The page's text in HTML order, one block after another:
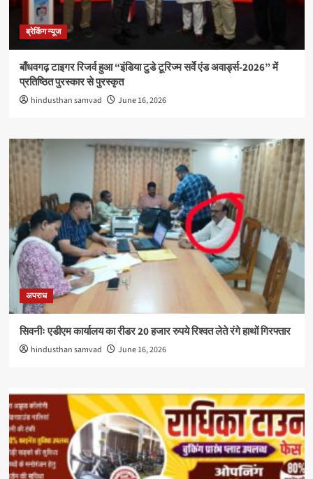
ब्रेकिंग न्यूज
बाँधवगढ़ टाइगर रिजर्व हुआ “इंडिया टुडे टूरिज्म सर्वे एंड अवार्ड्स-2026” में
प्रतिष्ठित पुरस्कार से पुरस्कृत
hindusthan samvad June 16, 2026
अपराध
सिवनीः एडीएम कार्यालय का रीडर 20 हजार रुपये रिश्वत लेते रंगे हाथों गिरफ्तार
hindusthan samvad June 16, 2026